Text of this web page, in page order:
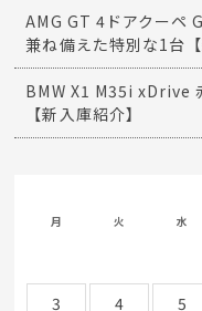
AMG GT 4ドアクーペ
兼ね備えた特別な1台【
BMW X1 M35i xDrive
【新入庫紹介】
月 火 水
3
4 5